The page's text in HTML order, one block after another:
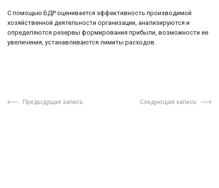
С помощью БДР оценивается эффективность производимой
хозяйственной деятельности организации, анализируются и
определяются резервы формирования прибыли, возможности ее
увеличения, устанавливаются лимиты расходов.
Предыдущая запись Следующая запись